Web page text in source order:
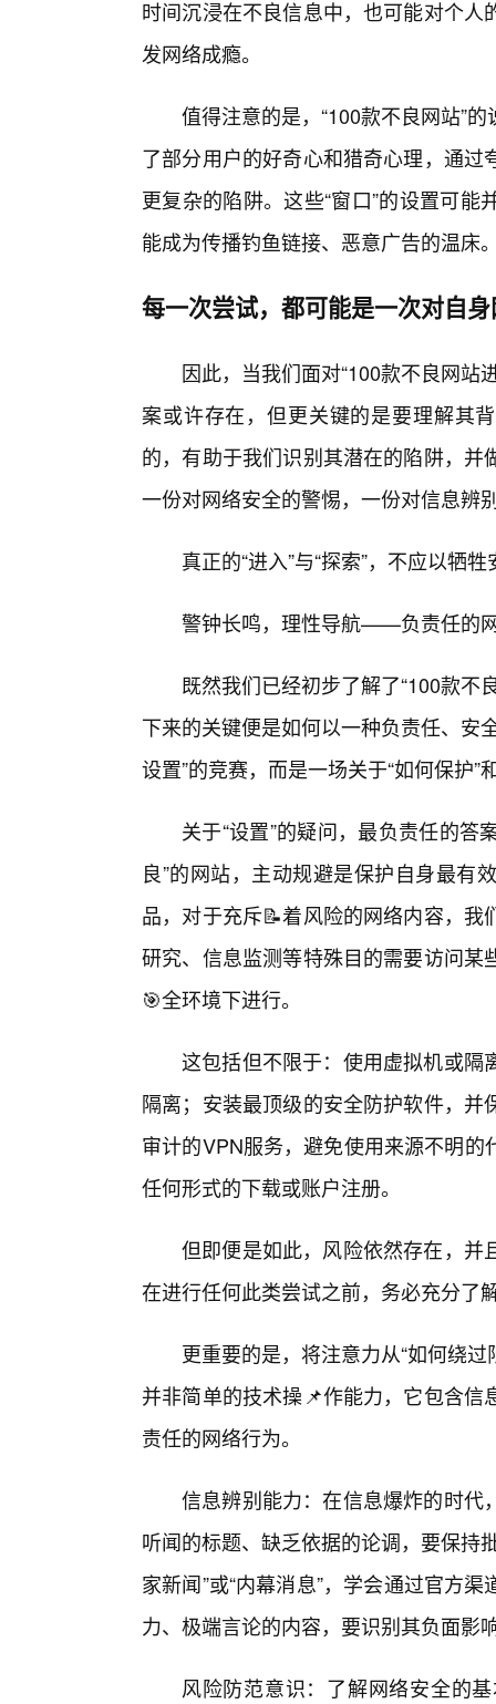
时间沉浸在不良信息中，也可能对个
发网络成瘾。
值得注意的是，“100款不良网站”
了部分用户的好奇心和猎奇心理，通
更复杂的陷阱。这些“窗口”的设置可
能成为传播钓鱼链接、恶意广告的温床
每一次尝试，都可能是一次对自
因此，当我们面对“100款不良网站
案或许存在，但更关键的是要理解其
的，有助于我们识别其潜在的陷阱，
一份对网络安全的警惕，一份对信息辨
真正的“进入”与“探索”，不应以牺
警钟长鸣，理性导航——负责任的
既然我们已经初步了解了“100款不
下来的关键便是如何以一种负责任、安
设置”的竞赛，而是一场关于“如何保护”
关于“设置”的疑问，最负责任的答
良”的网站，主动规避是保护自身最有
品，对于充斥📝着风险的网络内容，
研究、信息监测等特殊目的需要访问
🎯全环境下进行。
这包括但不限于：使用虚拟机或隔
隔离；安装最顶级的安全防护软件，
审计的VPN服务，避免使用来源不明
任何形式的下载或账户注册。
但即便是如此，风险依然存在，并
在进行任何此类尝试之前，务必充分了
更重要的是，将注意力从“如何绕
并非简单的技术操📌作能力，它包含
责任的网络行为。
信息辨别能力：在信息爆炸的时代
听闻的标题、缺乏依据的论调，要保持
家新闻”或“内幕消息”，学会通过官方
力、极端言论的内容，要识别其负面影
风险防范意识：了解网络安全的